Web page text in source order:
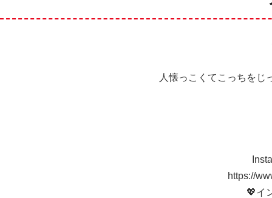
人懐っこくてこっちをじ
https://
💖イ